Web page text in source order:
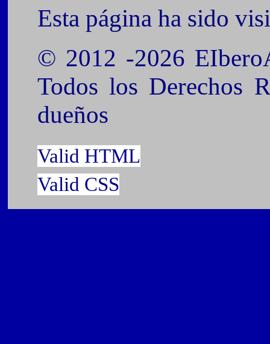
Esta página ha sido
© 2012 -2026
Todos los Derechos
dueños
Valid HTML
Valid CSS